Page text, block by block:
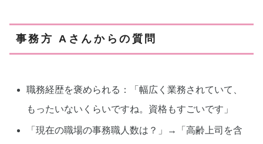
事務方 Aさんからの質問
職務経歴を褒められる：「幅広く業務されていて、
もったいないくらいですね。資格もすごいです」
「現在の職場の事務職人数は？」→「高齢上司を含